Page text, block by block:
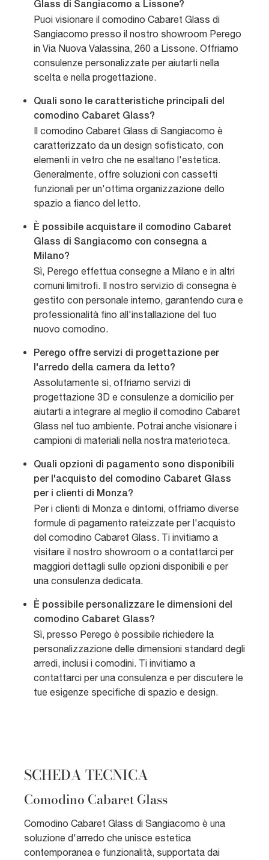
Glass di Sangiacomo a Lissone?
Puoi visionare il comodino Cabaret Glass di
Sangiacomo presso il nostro showroom Perego
in Via Nuova Valassina, 260 a Lissone. Offriamo
consulenze personalizzate per aiutarti nella
scelta e nella progettazione.
Quali sono le caratteristiche principali del
comodino Cabaret Glass?
Il comodino Cabaret Glass di Sangiacomo è
caratterizzato da un design sofisticato, con
elementi in vetro che ne esaltano l'estetica.
Generalmente, offre soluzioni con cassetti
funzionali per un'ottima organizzazione dello
spazio a fianco del letto.
È possibile acquistare il comodino Cabaret
Glass di Sangiacomo con consegna a
Milano?
Sì, Perego effettua consegne a Milano e in altri
comuni limitrofi. Il nostro servizio di consegna è
gestito con personale interno, garantendo cura e
professionalità fino all'installazione del tuo
nuovo comodino.
Perego offre servizi di progettazione per
l'arredo della camera da letto?
Assolutamente sì, offriamo servizi di
progettazione 3D e consulenze a domicilio per
aiutarti a integrare al meglio il comodino Cabaret
Glass nel tuo ambiente. Potrai anche visionare i
campioni di materiali nella nostra materioteca.
Quali opzioni di pagamento sono disponibili
per l'acquisto del comodino Cabaret Glass
per i clienti di Monza?
Per i clienti di Monza e dintorni, offriamo diverse
formule di pagamento rateizzate per l'acquisto
del comodino Cabaret Glass. Ti invitiamo a
visitare il nostro showroom o a contattarci per
maggiori dettagli sulle opzioni disponibili e per
una consulenza dedicata.
È possibile personalizzare le dimensioni del
comodino Cabaret Glass?
Sì, presso Perego è possibile richiedere la
personalizzazione delle dimensioni standard degli
arredi, inclusi i comodini. Ti invitiamo a
contattarci per una consulenza e per discutere le
tue esigenze specifiche di spazio e design.
SCHEDA TECNICA
Comodino Cabaret Glass
Comodino Cabaret Glass di Sangiacomo è una
soluzione d'arredo che unisce estetica
contemporanea e funzionalità, supportata dai